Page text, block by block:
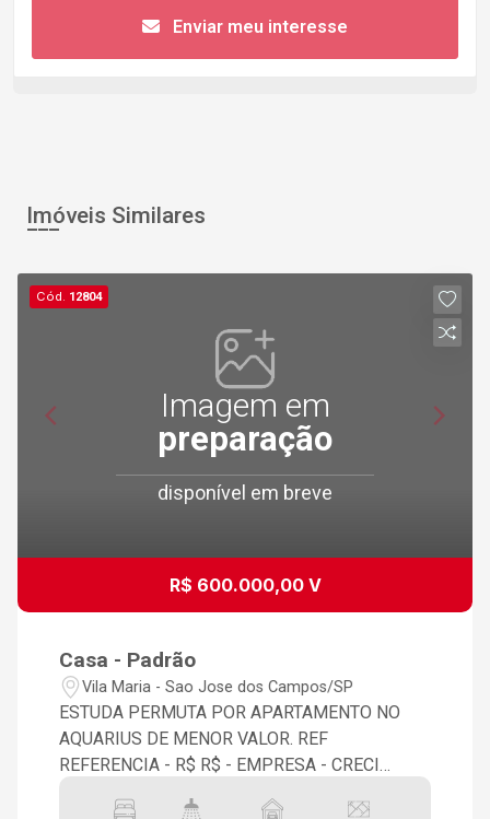
Enviar meu interesse
Imóveis Similares
Cód. 12804
Imagem em
preparação
disponível em breve
R$ 600.000,00 V
Casa - Padrão
Vila Maria - Sao Jose dos Campos/SP
ESTUDA PERMUTA POR APARTAMENTO NO
AQUARIUS DE MENOR VALOR. REF
REFERENCIA - R$ R$ - EMPRESA - CRECI